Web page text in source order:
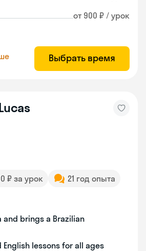
от 900 ₽ / урок
Выбрать время
₽ за урок
21 год опыта
and brings a Brazilian
English lessons for all ages